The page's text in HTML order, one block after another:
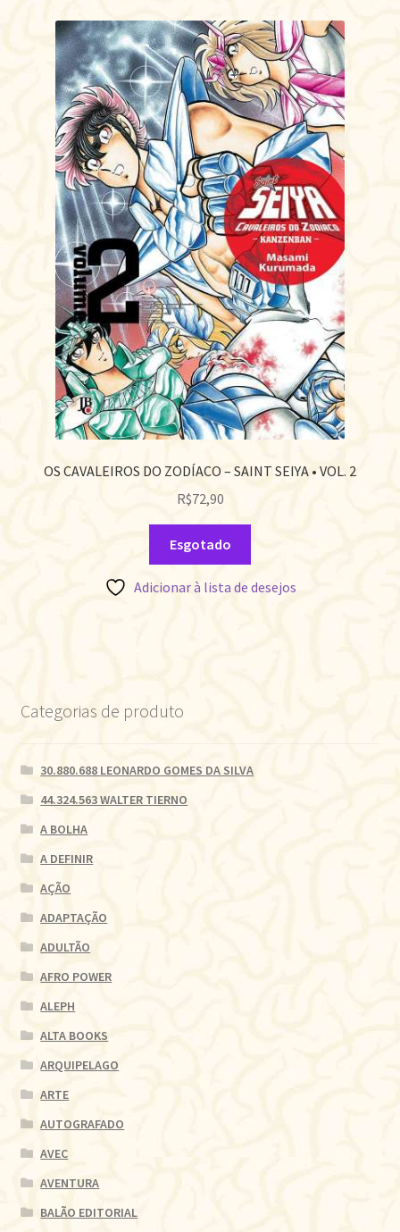
OS CAVALEIROS DO ZODÍACO – SAINT SEIYA • VOL. 2
R$72,90
Esgotado
Adicionar à lista de desejos
Categorias de produto
30.880.688 LEONARDO GOMES DA SILVA
44.324.563 WALTER TIERNO
A BOLHA
A DEFINIR
AÇÃO
ADAPTAÇÃO
ADULTÃO
AFRO POWER
ALEPH
ALTA BOOKS
ARQUIPELAGO
ARTE
AUTOGRAFADO
AVEC
AVENTURA
BALÃO EDITORIAL